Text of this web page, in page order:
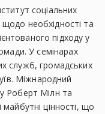
соціальних
необхідності та
підходу у
У семінарах
служб, громадських
Міжнародний
Роберт Мілн та
цінності, що